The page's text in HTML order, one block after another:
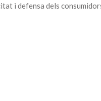
i defensa dels